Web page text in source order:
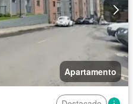
Apartamento